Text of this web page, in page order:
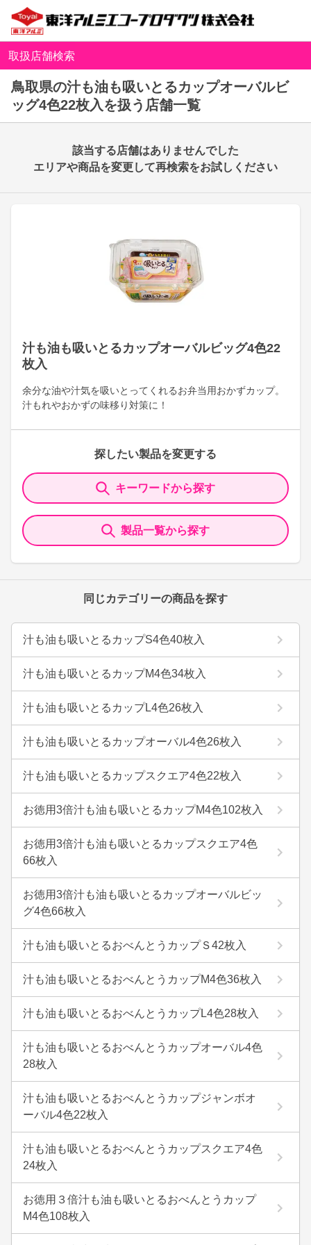
取扱店舗検索
鳥取県の汁も油も吸いとるカップオーバルビ
ッグ4色22枚入を扱う店舗一覧
汁も油も吸いとるカップオーバルビッグ4色22
枚入
余分な油や汁気を吸いとってくれるお弁当用おかずカップ。
汁もれやおかずの味移り対策に！
探したい製品を変更する
キーワードから探す
製品一覧から探す
同じカテゴリーの商品を探す
汁も油も吸いとるカップS4色40枚入
汁も油も吸いとるカップM4色34枚入
汁も油も吸いとるカップL4色26枚入
汁も油も吸いとるカップオーバル4色26枚入
汁も油も吸いとるカップスクエア4色22枚入
お徳用3倍汁も油も吸いとるカップM4色102枚入
お徳用3倍汁も油も吸いとるカップスクエア4色
66枚入
お徳用3倍汁も油も吸いとるカップオーバルビッ
グ4色66枚入
汁も油も吸いとるおべんとうカップＳ42枚入
汁も油も吸いとるおべんとうカップM4色36枚入
汁も油も吸いとるおべんとうカップL4色28枚入
汁も油も吸いとるおべんとうカップオーバル4色
28枚入
汁も油も吸いとるおべんとうカップジャンボオ
ーバル4色22枚入
汁も油も吸いとるおべんとうカップスクエア4色
24枚入
お徳用３倍汁も油も吸いとるおべんとうカップ
M4色108枚入
該当する店舗はありませんでした
エリアや商品を変更して再検索をお試しください